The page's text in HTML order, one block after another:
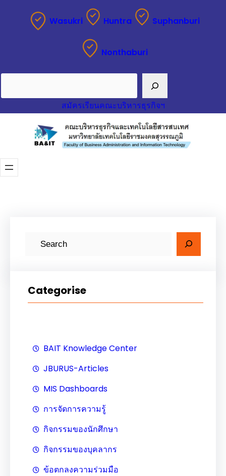
Wasukri Huntra Suphanburi
Nonthaburi
สมัครเรียนคณะบริหารธุรกิจฯ
Categorise
BAIT Knowledge Center
JBURUS-Articles
MIS Dashboards
การจัดการความรู้
กิจกรรมของนักศึกษา
กิจกรรมของบุคลากร
ข้อตกลงความร่วมมือ